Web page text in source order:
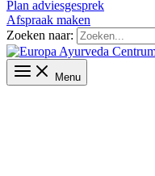
Plan adviesgesprek
Afspraak maken
Zoeken naar:
Menu